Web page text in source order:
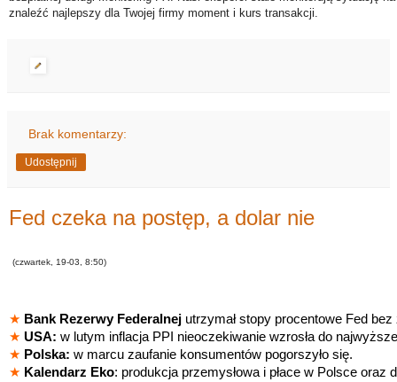
znaleźć najlepszy dla Twojej firmy moment i kurs transakcji.
Brak komentarzy:
Udostępnij
Fed czeka na postęp, a dolar nie
(czwartek, 19-03, 8:50)
★ Bank Rezerwy Federalnej utrzymał stopy procentowe Fed bez
★ USA: w lutym inflacja PPI nieoczekiwanie wzrosła do
★ Polska: w marcu zaufanie konsumentów pogorszyło się.
★ Kalendarz Eko: produkcja przemysłowa i płace w Polsce oraz